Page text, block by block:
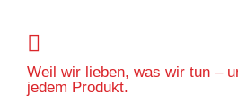
Weil wir lieben, was wir tun –
jedem Produkt.